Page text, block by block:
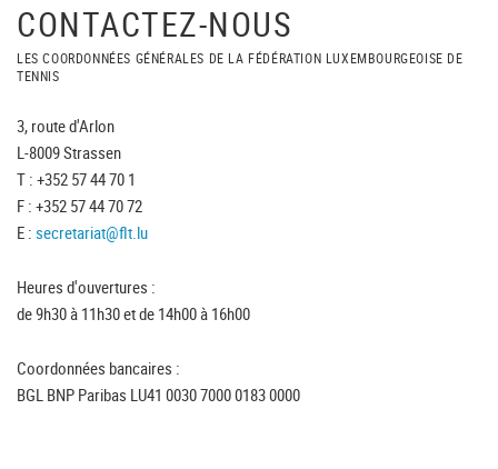
CONTACTEZ-NOUS
LES COORDONNÉES GÉNÉRALES DE LA FÉDÉRATION LUXEMBOURGEOISE DE
TENNIS
3, route d'Arlon
L-8009 Strassen
T : +352 57 44 70 1
F : +352 57 44 70 72
E : secretariat@flt.lu
Heures d'ouvertures :
de 9h30 à 11h30 et de 14h00 à 16h00
Coordonnées bancaires :
BGL BNP Paribas LU41 0030 7000 0183 0000